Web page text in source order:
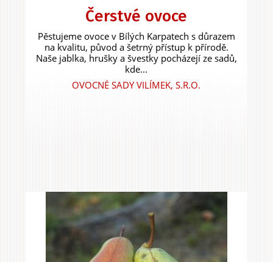
Čerstvé ovoce
Pěstujeme ovoce v Bílých Karpatech s důrazem
na kvalitu, původ a šetrný přístup k přírodě.
Naše jablka, hrušky a švestky pocházejí ze sadů,
kde...
OVOCNÉ SADY VILÍMEK, S.R.O.